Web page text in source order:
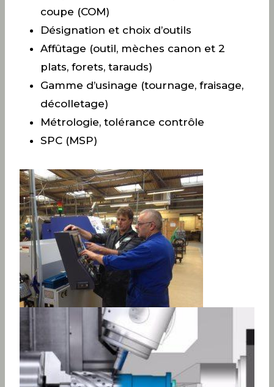
coupe (COM)
Désignation et choix d’outils
Affûtage (outil, mèches canon et 2
plats, forets, tarauds)
Gamme d’usinage (tournage, fraisage,
décolletage)
Métrologie, tolérance contrôle
SPC (MSP)